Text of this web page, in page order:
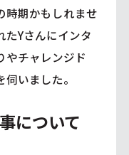
時期かもしれませ
Yさんにインタ
やチャレンジド
いました。
について